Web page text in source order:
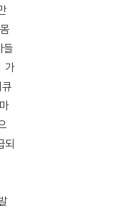
들
가
되